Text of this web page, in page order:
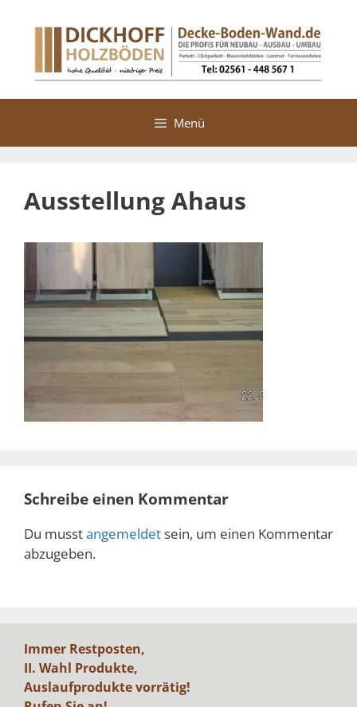
Menü
Ausstellung Ahaus
Schreibe einen Kommentar
Du musstangemeldet sein, um einen Kommentar
abzugeben.
Immer Restposten,
II. Wahl Produkte,
Auslaufprodukte vorrätig!